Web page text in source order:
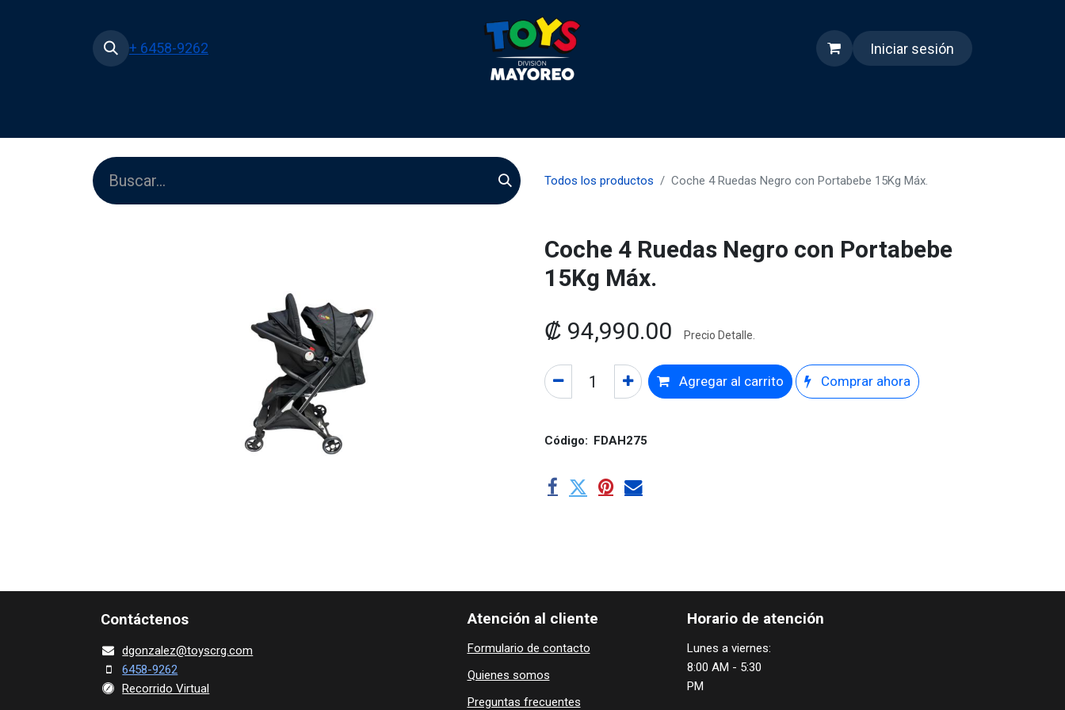
+ 6458-9262 Iniciar sesión
Todos los productos Coche 4 Ruedas Negro con Portabebe 15Kg Máx.
Coche 4 Ruedas Negro con Portabebe
15Kg Máx.
₡ 94,990.00 Precio Detalle.
Agregar al carrito Comprar ahora
Código: FDAH275
Contácte​nos
dgonza​lez@toy​scrg.c​o​m
6458-9262
Recorrido Virtual
Horario de atención
Lunes a viernes:
8:00 AM - 5:30
PM
Atención al cliente
Formulario de contacto
Quienes ​som​​​os
Preguntas frecuentes